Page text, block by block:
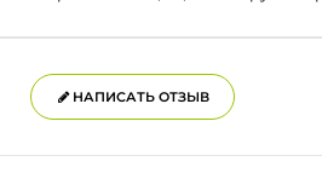
НАПИСАТЬ ОТЗЫВ